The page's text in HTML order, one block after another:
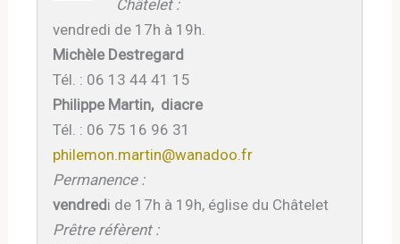
Châtelet :
vendredi de 17h à 19h
Michèle Destregard
Tél. : 06 13 44 41 15
Philippe Martin, diacre
Tél. : 06 75 16 96 31
philemon.martin@wanadoo.fr
Permanence :
vendredi de 17h à 19h, église du Châtelet
Prêtre réfèrent :